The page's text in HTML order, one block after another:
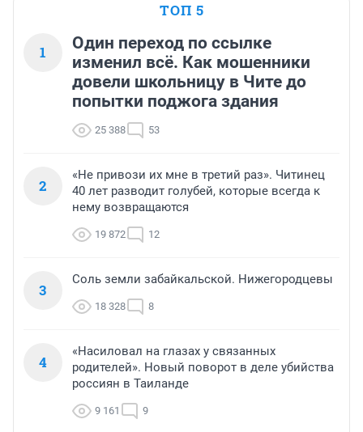
ТОП 5
1
Один переход по ссылке
изменил всё. Как мошенники
довели школьницу в Чите до
попытки поджога здания
25 388 53
2
«Не привози их мне в третий раз». Читинец
40 лет разводит голубей, которые всегда к
нему возвращаются
19 872 12
3
Соль земли забайкальской. Нижегородцевы
18 328 8
4
«Насиловал на глазах у связанных
родителей». Новый поворот в деле убийства
россиян в Таиланде
9 161 9